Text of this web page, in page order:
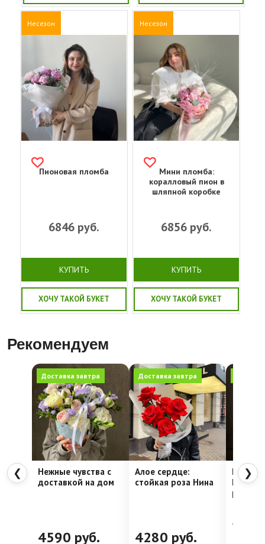
Несезон
Пионовая пломба
6846 руб.
КУПИТЬ
ХОЧУ ТАКОЙ БУКЕТ
Несезон
Мини пломба:
коралловый пион в
шляпной коробке
6856 руб.
КУПИТЬ
ХОЧУ ТАКОЙ БУКЕТ
Рекомендуем
❮
Доставка завтра
Нежные чувства с
доставкой на дом
4590 руб.
Доставка завтра
Алое сердце:
стойкая роза Нина
4280 руб.
Недели
4762
❯